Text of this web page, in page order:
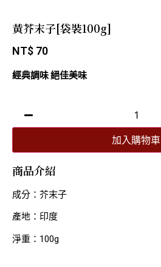
黃芥末子[袋裝100g]
NT$ 70
經典調味 絕佳美味
加入購物車
商品介紹
成分：芥末子
產地：印度
淨重：100g